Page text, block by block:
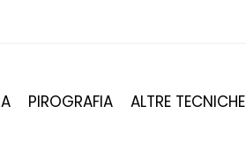
PIROGRAFIA ALTRE TECNICHE